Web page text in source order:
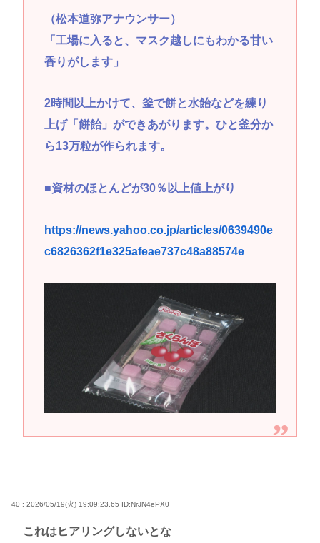
（松本道弥アナウンサー）
「工場に入ると、マスク越しにもわかる甘い
香りがします」
2時間以上かけて、釜で餅と水飴などを練り
上げ「餅飴」ができあがります。ひと釜分か
ら13万粒が作られます。
■資材のほとんどが30％以上値上がり
https://news.yahoo.co.jp/articles/0639490e
c6826362f1e325afeae737c48a88574e
40 : 2026/05/19(火) 19:09:23.65 ID:NrJN4ePX0
これはヒアリングしないとな